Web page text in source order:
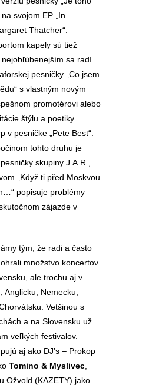
svojom EP „In
Thatcher“.
kapely sú tiež
sa radí
pesničky „Co jsem
s vlastným novým
promotérovi alebo
štýlu a poetiky
v pesničke „Pete Best“.
tohto druhu je
skupiny J.A.R.,
„Když ti před Moskvou
popisuje problémy
zájazde v
tým, že radi a často
množstvo koncertov
ale trochu aj v
Anglicku, Nemecku,
Vetšinou s
a na Slovensku už
veľkých festivalov.
aj ako DJ’s – Prokop
Tomino & Myslivec
Ožvold (KAZETY) jako